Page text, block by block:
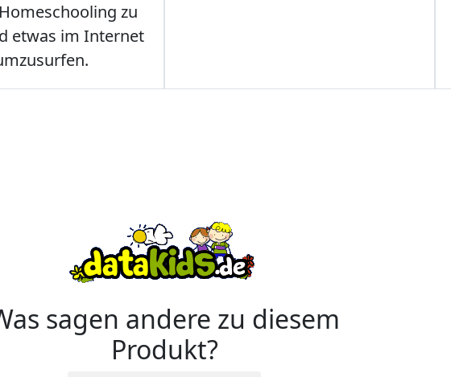
zu
etwas im Internet
sagen andere zu diesem
Produkt?